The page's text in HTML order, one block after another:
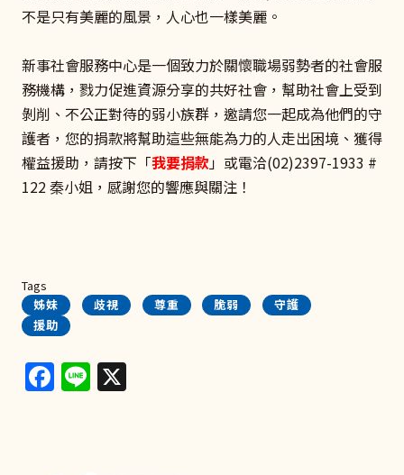
不是只有美麗的風景，人心也一樣美麗。
新事社會服務中心是一個致力於關懷職場弱勢者的社會服
務機構，戮力促進資源分享的共好社會，幫助社會上受到
剝削、不公正對待的弱小族群，邀請您一起成為他們的守
護者，您的捐款將幫助這些無能為力的人走出困境、獲得
權益援助，請按下「我要捐款」或電洽(02)2397-1933 #
122 秦小姐，感謝您的響應與關注！
Tags
姊妹
歧視 尊重 脆弱
守護
援助
Facebook
Line